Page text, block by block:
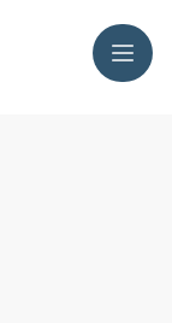
Meny